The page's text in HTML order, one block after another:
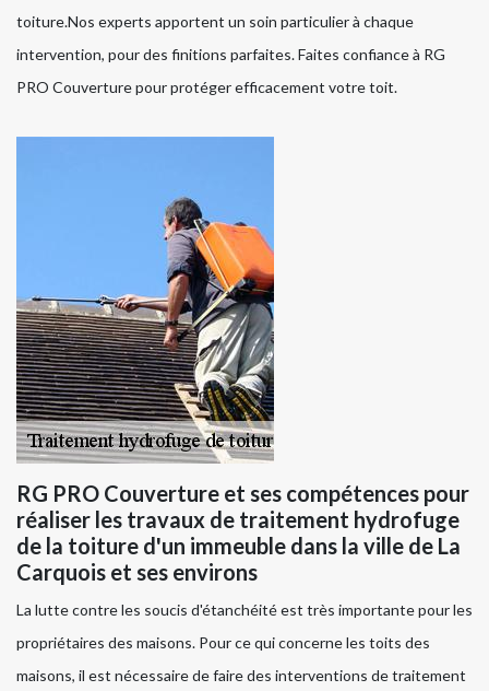
toiture.Nos experts apportent un soin particulier à chaque
intervention, pour des finitions parfaites. Faites confiance à RG
PRO Couverture pour protéger efficacement votre toit.
RG PRO Couverture et ses compétences pour
réaliser les travaux de traitement hydrofuge
de la toiture d'un immeuble dans la ville de La
Carquois et ses environs
La lutte contre les soucis d'étanchéité est très importante pour les
propriétaires des maisons. Pour ce qui concerne les toits des
maisons, il est nécessaire de faire des interventions de traitement